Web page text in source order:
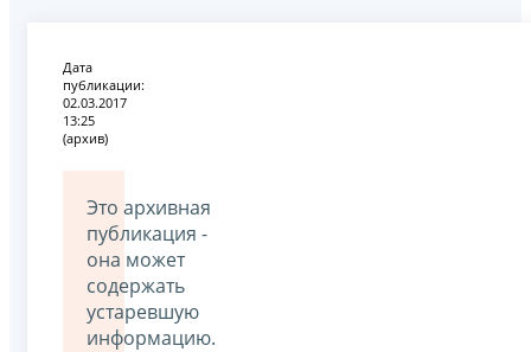
Дата
публикации:
02.03.2017
13:25
(архив)
Это архивная
публикация -
она может
содержать
устаревшую
информацию.